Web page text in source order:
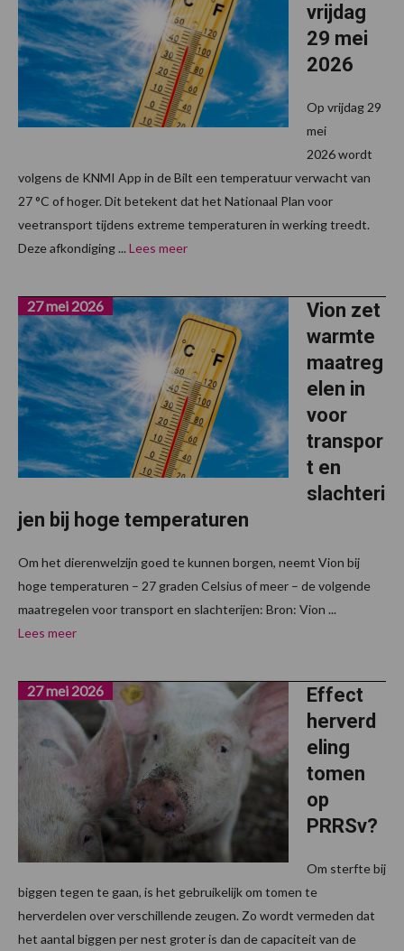
vrijdag
29 mei
2026
Op vrijdag 29
mei
2026 wordt
volgens de KNMI App in de Bilt een temperatuur verwacht van
27 °C of hoger. Dit betekent dat het Nationaal Plan voor
veetransport tijdens extreme temperaturen in werking treedt.
Deze afkondiging ... Lees meer
Vion zet
warmte
maatreg
elen in
voor
transpor
t en
slachteri
jen bij hoge temperaturen
27 mei 2026
Om het dierenwelzijn goed te kunnen borgen, neemt Vion bij
hoge temperaturen – 27 graden Celsius of meer – de volgende
maatregelen voor transport en slachterijen: Bron: Vion ...
Lees meer
Effect
herverd
eling
tomen
op
PRRSv?
27 mei 2026
Om sterfte bij
biggen tegen te gaan, is het gebruikelijk om tomen te
herverdelen over verschillende zeugen. Zo wordt vermeden dat
het aantal biggen per nest groter is dan de capaciteit van de